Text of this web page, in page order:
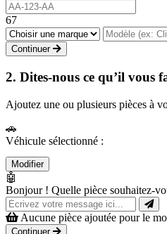
67
Continuer
2. Dites-nous ce qu’il vous
Ajoutez une ou plusieurs pièces à
🚗
Véhicule sélectionné :
Modifier
🤖
Bonjour ! Quelle pièce souhaitez-
Aucune pièce ajoutée pour le
Continuer